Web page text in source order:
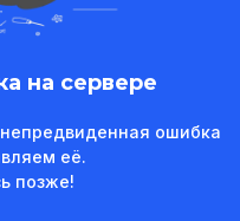
на сервере
ошибка
её.
позже!